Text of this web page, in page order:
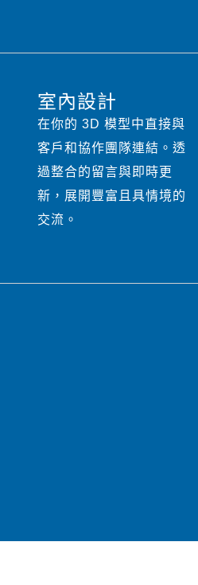
室內設計
在你的 3D 模型中直接與
客戶和協作團隊連結。透
過整合的留言與即時更
新，展開豐富且具情境的
交流。